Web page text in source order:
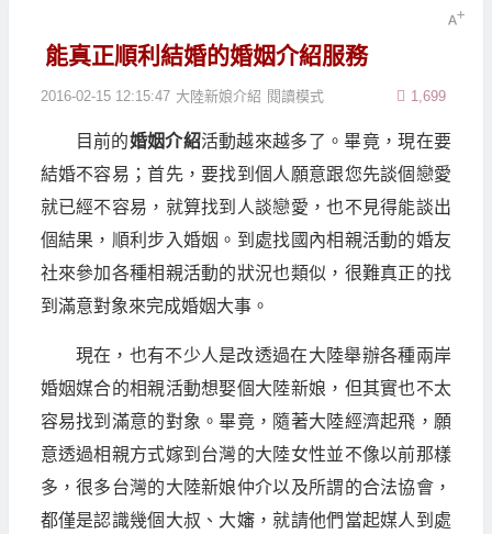
能真正順利結婚的婚姻介紹服務
2016-02-15 12:15:47 大陸新娘介紹 1,699
閱讀模式
目前的婚姻介紹活動越來越多了。畢竟，現在要
結婚不容易；首先，要找到個人願意跟您先談個戀愛
就已經不容易，就算找到人談戀愛，也不見得能談出
個結果，順利步入婚姻。到處找國內相親活動的婚友
社來參加各種相親活動的狀況也類似，很難真正的找
到滿意對象來完成婚姻大事。
現在，也有不少人是改透過在大陸舉辦各種兩岸
婚姻媒合的相親活動想娶個大陸新娘，但其實也不太
容易找到滿意的對象。畢竟，隨著大陸經濟起飛，願
意透過相親方式嫁到台灣的大陸女性並不像以前那樣
多，很多台灣的大陸新娘仲介以及所謂的合法協會，
都僅是認識幾個大叔、大嬸，就請他們當起媒人到處